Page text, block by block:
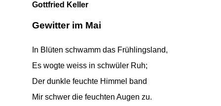
Gottfried Keller
Gewitter im Mai
In Blüten schwamm das Frühlingsland,
Es wogte weiss in schwüler Ruh;
Der dunkle feuchte Himmel band
Mir schwer die feuchten Augen zu.